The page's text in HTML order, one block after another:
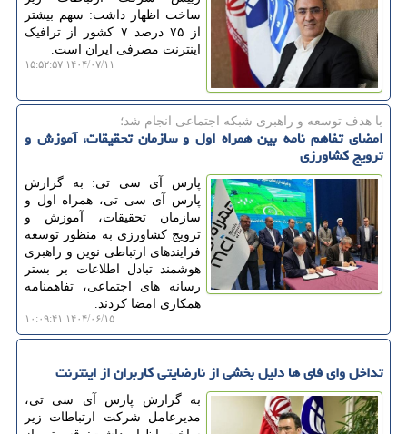
ساخت اظهار داشت: سهم بیشتر
از ۷۵ درصد ۷ کشور از ترافیک
اینترنت مصرفی ایران است.
۱۴۰۴/۰۷/۱۱ ۱۵:۵۲:۵۷
با هدف توسعه و راهبری شبكه اجتماعی انجام شد؛
امضای تفاهم نامه بین همراه اول و سازمان تحقیقات، آموزش و
ترویج کشاورزی
پارس آی سی تی: به گزارش
پارس آی سی تی، همراه اول و
سازمان تحقیقات، آموزش و
ترویج کشاورزی به منظور توسعه
فرایندهای ارتباطی نوین و راهبری
هوشمند تبادل اطلاعات بر بستر
رسانه های اجتماعی، تفاهمنامه
همکاری امضا کردند.
۱۴۰۴/۰۶/۱۵ ۱۰:۰۹:۴۱
تداخل وای فای ها دلیل بخشی از نارضایتی کاربران از اینترنت
به گزارش پارس آی سی تی،
مدیرعامل شرکت ارتباطات زیر